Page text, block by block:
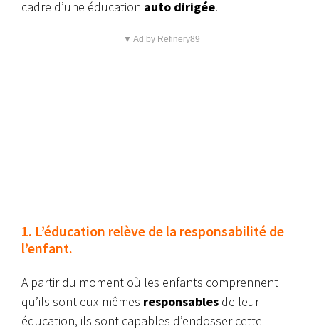
cadre d’une éducation auto dirigée.
▼ Ad by Refinery89
1. L’éducation relève de la responsabilité de
l’enfant.
A partir du moment où les enfants comprennent
qu’ils sont eux-mêmes responsables de leur
éducation, ils sont capables d’endosser cette